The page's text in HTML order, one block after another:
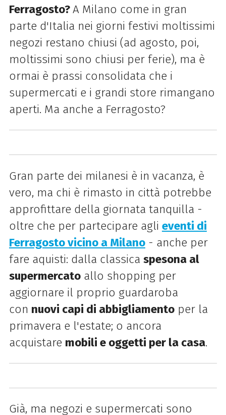
Ferragosto?A Milano come in gran
parte d'Italia nei giorni festivi moltissimi
negozi restano chiusi (ad agosto, poi,
moltissimi sono chiusi per ferie), ma è
ormai è prassi consolidata che i
supermercati e i grandi store rimangano
aperti. Ma anche a Ferragosto?
Gran parte dei milanesi è in vacanza, è
vero, ma chi è rimasto in città potrebbe
approfittare della giornata tanquilla -
oltre che per partecipare agli eventi di
Ferragosto vicino a Milano- anche per
fare aquisti: dalla classica spesona al
supermercatoallo shopping per
aggiornare il proprio guardaroba
con nuovi capi di abbigliamentoper la
primavera e l'estate; o ancora
acquistare mobili e oggetti per la casa.
Già, ma negozi e supermercati sono